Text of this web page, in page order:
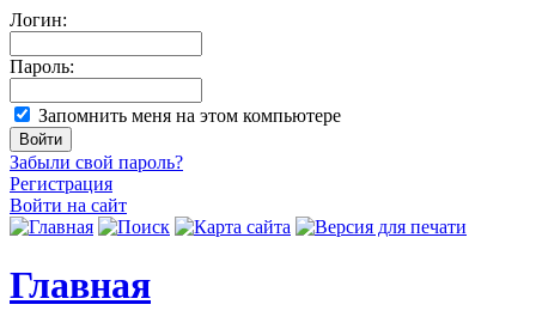
Логин:
Пароль:
Запомнить меня на этом компьютере
Забыли свой пароль?
Регистрация
Войти на сайт
Главная